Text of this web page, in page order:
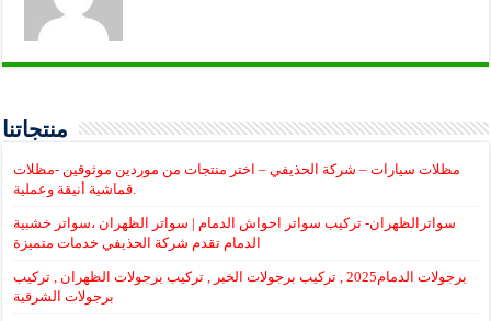
منتجاتنا
مظلات سيارات – شركة الحذيفي – اختر منتجات من موردين موثوقين -مظلات
قماشية أنيقة وعملية.
سواترالظهران- تركيب سواتر احواش الدمام | سواتر الظهران ،سواتر خشبية
الدمام تقدم شركة الحذيفي خدمات متميزة
برجولات الدمام2025 , تركيب برجولات الخبر , تركيب برجولات الظهران , تركيب
برجولات الشرقية